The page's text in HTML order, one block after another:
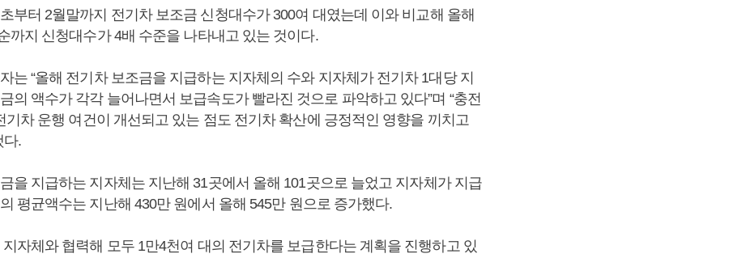
부터 2월말까지 전기차 보조금 신청대수가 300여 대였는데 이와 비교해 올해
까지 신청대수가 4배 수준을 나타내고 있는 것이다.
는 “올해 전기차 보조금을 지급하는 지자체의 수와 지자체가 전기차 1대당 지
의 액수가 각각 늘어나면서 보급속도가 빨라진 것으로 파악하고 있다”며 “충전
기차 운행 여건이 개선되고 있는 점도 전기차 확산에 긍정적인 영향을 끼치고
다.
을 지급하는 지자체는 지난해 31곳에서 올해 101곳으로 늘었고 지자체가 지급
평균액수는 지난해 430만 원에서 올해 545만 원으로 증가했다.
자체와 협력해 모두 1만4천여 대의 전기차를 보급한다는 계획을 진행하고 있